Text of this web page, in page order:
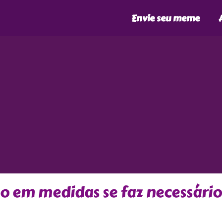
Envie seu meme
medidas se faz necessário